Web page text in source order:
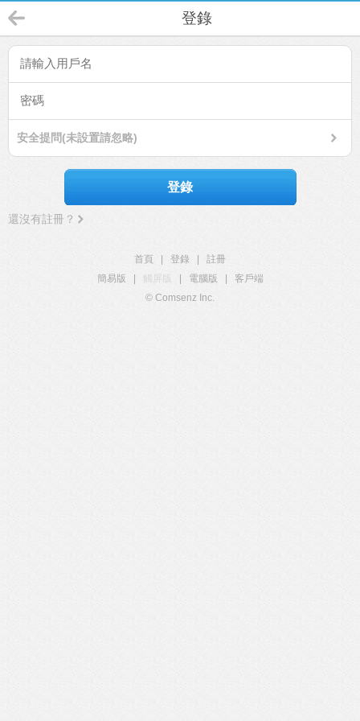
登錄
安全提問(未設置請忽略)
登錄
還沒有註冊？
首頁 登錄
註冊
簡易版
觸屏版 電腦版
客戶端
© Comsenz Inc.